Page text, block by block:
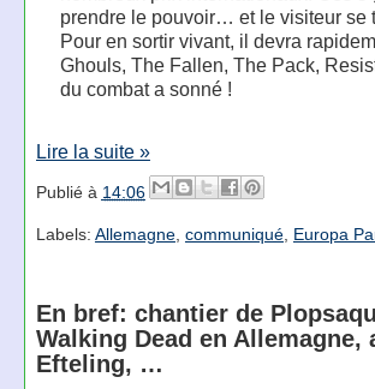
prendre le pouvoir… et le visiteur se
Pour en sortir vivant, il devra
Ghouls, The Fallen, The Pack,
du combat a sonné !
Lire la suite »
Publié à 14:06
Labels: Allemagne, communiqué, Europa
En bref: chantier de
Walking Dead en Allemagne,
Efteling, …